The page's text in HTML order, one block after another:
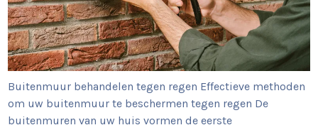
Buitenmuur behandelen tegen regen Effectieve methoden
om uw buitenmuur te beschermen tegen regen De
buitenmuren van uw huis vormen de eerste